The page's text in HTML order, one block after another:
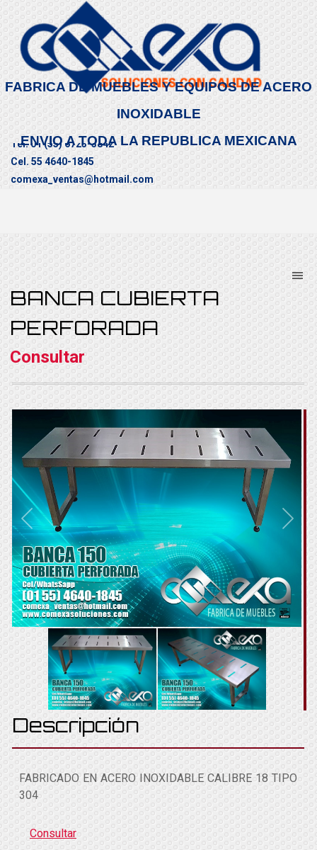
FABRICA DE MUEBLES Y EQUIPOS DE ACERO
INOXIDABLE
ENVIO A TODA LA REPUBLICA MEXICANA
Tel. 01 (55) 6723-3842
Cel. 55 4640-1845
comexa_ventas@hotmail.com
BANCA CUBIERTA
PERFORADA
Consultar
Descripción
FABRICADO EN ACERO INOXIDABLE CALIBRE 18 TIPO
304
Consultar